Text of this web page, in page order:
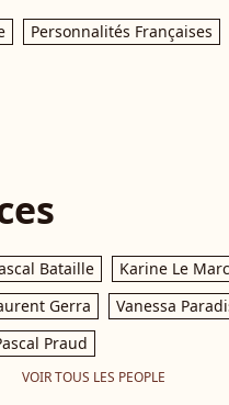
Personnalités Françaises
Bataille
Karine Le
Gerra
Vanessa
Praud
VOIR TOUS LES PEOPLE